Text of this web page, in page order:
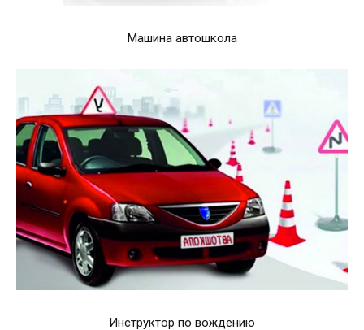
Машина автошкола
Инструктор по вождению